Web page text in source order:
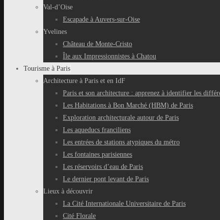
Val-d’Oise
Escapade à Auvers-sur-Oise
Yvelines
Château de Monte-Cristo
Île aux Impressionnistes à Chatou
Tourisme à Paris
Architecture à Paris et en IdF
Paris et son architecture : apprenez à identifier les
Les Habitations à Bon Marché (HBM) de Paris
Exploration architecturale autour de Paris
Les aqueducs franciliens
Les entrées de stations atypiques du métro
Les fontaines parisiennes
Les réservoirs d’eau de Paris
Le dernier pont levant de Paris
Lieux à découvrir
La Cité Internationale Universitaire de Paris
Cité Florale